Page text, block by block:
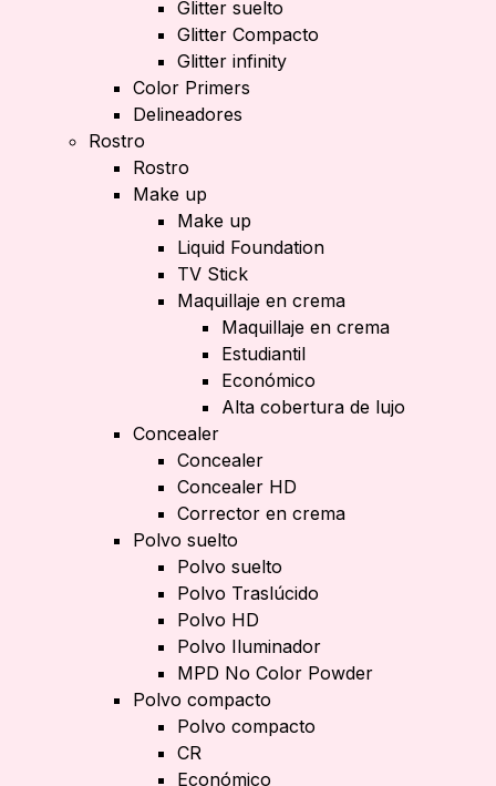
Glitter suelto
Glitter Compacto
Glitter infinity
Color Primers
Delineadores
Rostro
Rostro
Make up
Make up
Liquid Foundation
TV Stick
Maquillaje en crema
Maquillaje en crema
Estudiantil
Económico
Alta cobertura de lujo
Concealer
Concealer
Concealer HD
Corrector en crema
Polvo suelto
Polvo suelto
Polvo Traslúcido
Polvo HD
Polvo Iluminador
MPD No Color Powder
Polvo compacto
Polvo compacto
CR
Económico